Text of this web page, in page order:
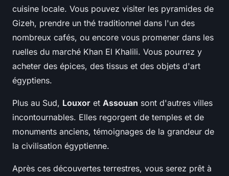
cuisine locale. Vous pouvez visiter les pyramides de
Gizeh, prendre un thé traditionnel dans l'un des
nombreux cafés, ou encore vous promener dans les
ruelles du marché Khan El Khalili. Vous pourrez y
acheter des épices, des tissus et des objets d'art
égyptiens.
Plus au Sud, Louxor et Assouan sont d'autres villes
incontournables. Elles regorgent de temples et de
monuments anciens, témoignages de la grandeur de
la civilisation égyptienne.
Après ces découvertes terrestres, vous serez prêt à